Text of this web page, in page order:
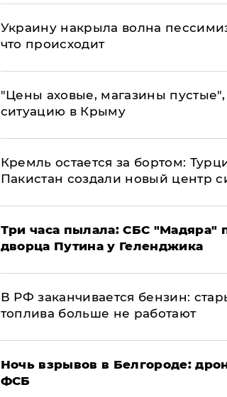
​Украину накрыла волна
что происходит
​"Цены аховые, магазины
ситуацию в Крыму
​Кремль остается за бортом:
Пакистан создали новый центр
Три часа пылала: СБС "Мадяра"
дворца Путина у Геленджика
​В РФ заканчивается бензин:
топлива больше не работают
​Ночь взрывов в Белгороде:
ФСБ